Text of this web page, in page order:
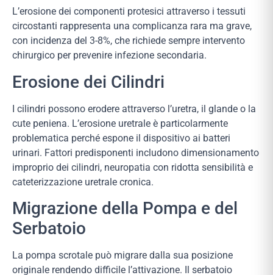
L’erosione dei componenti protesici attraverso i tessuti
circostanti rappresenta una complicanza rara ma grave,
con incidenza del 3-8%, che richiede sempre intervento
chirurgico per prevenire infezione secondaria.
Erosione dei Cilindri
I cilindri possono erodere attraverso l’uretra, il glande o la
cute peniena. L’erosione uretrale è particolarmente
problematica perché espone il dispositivo ai batteri
urinari. Fattori predisponenti includono dimensionamento
improprio dei cilindri, neuropatia con ridotta sensibilità e
cateterizzazione uretrale cronica.
Migrazione della Pompa e del
Serbatoio
La pompa scrotale può migrare dalla sua posizione
originale rendendo difficile l’attivazione. Il serbatoio